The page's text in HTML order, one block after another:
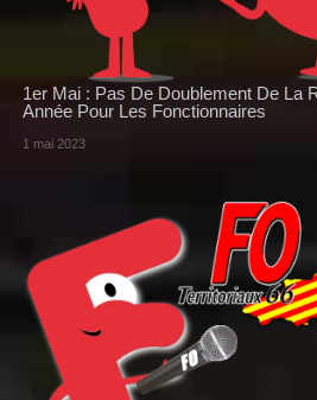
1er Mai : Pas De Doublement De La
Année Pour Les Fonctionnaires
1 mai 2023